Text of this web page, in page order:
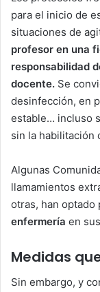
para el inicio de
situaciones de
profesor en una
responsabilidad
docente. Se
desinfección, en
estable… incluso
sin la habilitación
Algunas
llamamientos
otras, han optado
enfermería en
Medidas
Sin embargo, y